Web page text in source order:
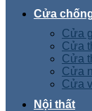
Cửa
Cửa
Cửa
Cửa
Cửa
Cửa
Nội thất